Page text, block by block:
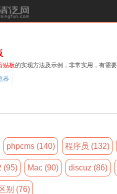
贴板的实现方法及示例，非常实用，有需
器
phpcms (140) 程序员 (132)
(95) Mac (90) discuz (86)
别 (76)